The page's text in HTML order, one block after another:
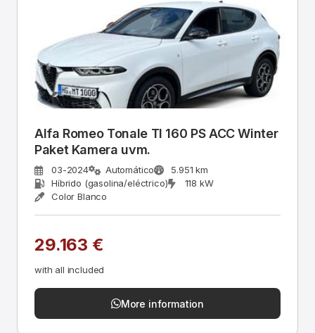
Alfa Romeo Tonale TI 160 PS ACC Winter
Paket Kamera uvm.
03-2024 Automático
5.951 km
Híbrido (gasolina/eléctrico)
118 kW
Color Blanco
29.163 €
with all included
More information